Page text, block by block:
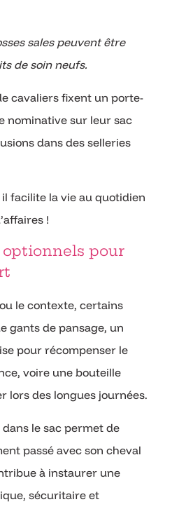
sales peuvent être
de soin neufs.
cavaliers fixent un porte-
nominative sur leur sac
dans des selleries
il facilite la vie au quotidien
!
pour
le contexte, certains
gants de pansage, un
pour récompenser le
voire une bouteille
lors des longues journées.
le sac permet de
passé avec son cheval
à instaurer une
sécuritaire et